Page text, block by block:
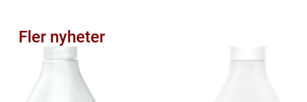
Fler nyheter